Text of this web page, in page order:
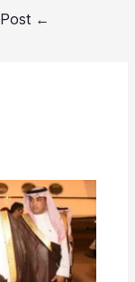
←